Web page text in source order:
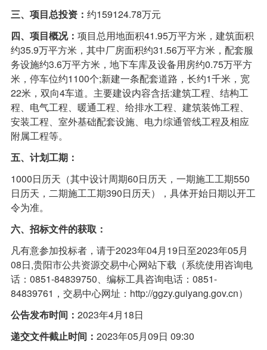
三、项目总投资： 约159124.78万元
四、项目概况： 项目总用地面积41.95万平方米，建筑面积
约35.9万平方米，其中厂房面积约31.56万平方米，配套服
务设施约3.6万平方米，地下车库及设备用房约0.75万平方
米，停车位约1100个;新建一条配套道路，长约1千米，宽
22米，双向4车道。主要建设内容含括:建筑工程、结构工
程、电气工程、暖通工程、给排水工程、建筑装饰工程、
安装工程、室外基础配套设施、电力综通管线工程及相应
附属工程等。
五、计划工期：
1000日历天（其中设计周期60日历天，一期施工工期550
日历天，二期施工工期390日历天），具体开始日期以开工
令为准。
六、招标文件的获取：
凡有意参加投标者，请于2023年04月19日至2023年05月
08日,贵阳市公共资源交易中心网站下载（系统使用咨询电
话：0851-84839750、编标工具咨询电话：0851-
84839761，交易中心网址：http://ggzy.guiyang.gov.cn）‍
公告发布时间： 2023年4月18日
递交文件截止时间： 2023年05月09日 09:30